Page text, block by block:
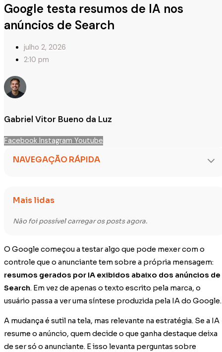
Google testa resumos de IA nos
anúncios de Search
julho 2, 2026
2:10 pm
Gabriel Vitor Bueno da Luz
Facebook Instagram Youtube
NAVEGAÇÃO RÁPIDA
Mais lidas
Não foi possível carregar os posts agora.
O Google começou a testar algo que pode mexer com o
controle que o anunciante tem sobre a própria mensagem:
resumos gerados por IA exibidos abaixo dos anúncios de
Search. Em vez de apenas o texto escrito pela marca, o
usuário passa a ver uma síntese produzida pela IA do Google.
A mudança é sutil na tela, mas relevante na estratégia. Se a IA
resume o anúncio, quem decide o que ganha destaque deixa
de ser só o anunciante. E isso levanta perguntas sobre